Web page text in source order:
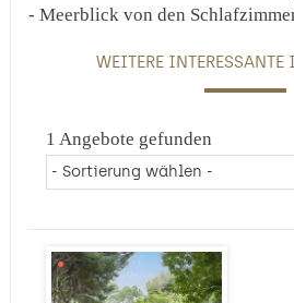
- Meerblick von den
WEITERE
1 Angebote gefunden